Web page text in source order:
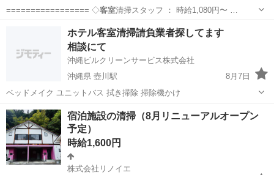
================= ◇客室清掃スタッフ ： 時給1,080円〜 …
清掃
ホテル客室清掃請負業者探してます
相談にて
沖縄ビルクリーンサービス株式会社
沖縄県 壺川駅
8月7日
ベッドメイク ユニットバス 拭き掃除 掃除機かけ
沖縄 那覇市 壺川駅 清掃
宿泊施設の清掃（8月リニューアルオープン
予定）
時給1,600円
株式会社リノイエ